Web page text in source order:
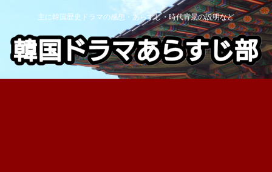
主に韓国歴史ドラマの感想・あらすじ・時代背景の説明など